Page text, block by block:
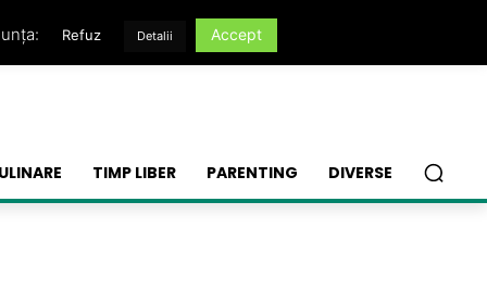
TIMP LIBER PARENTING DIVERSE
Refuz Detalii Accept